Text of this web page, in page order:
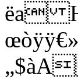
ëa